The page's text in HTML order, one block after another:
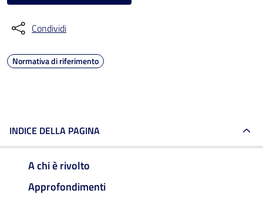
Condividi
Normativa di riferimento
INDICE DELLA PAGINA
A chi è rivolto
Approfondimenti